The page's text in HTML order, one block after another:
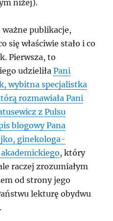
niżej).
ważne publikacje,
się właściwie stało i co
Pierwsza, to
udzieliłaPani
wybitna specjalistka
rozmawiała Pani
z Pulsu
blogowy Pana
ginekologa-
, który
raczej zrozumiałym
od strony jego
lekturę obydwu